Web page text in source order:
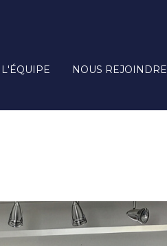
L'ÉQUIPE NOUS REJOINDRE